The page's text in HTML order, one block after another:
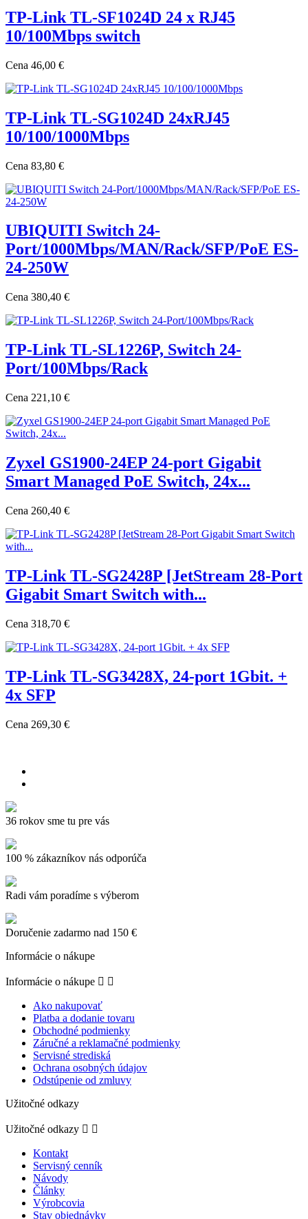
TP-Link TL-SF1024D 24 x RJ45
10/100Mbps switch
Cena 46,00 €
TP-Link TL-SG1024D 24xRJ45
10/100/1000Mbps
Cena 83,80 €
UBIQUITI Switch 24-
Port/1000Mbps/MAN/Rack/SFP/PoE ES-
24-250W
Cena 380,40 €
TP-Link TL-SL1226P, Switch 24-
Port/100Mbps/Rack
Cena 221,10 €
Zyxel GS1900-24EP 24-port Gigabit
Smart Managed PoE Switch, 24x...
Cena 260,40 €
TP-Link TL-SG2428P [JetStream 28-Port
Gigabit Smart Switch with...
Cena 318,70 €
TP-Link TL-SG3428X, 24-port 1Gbit. +
4x SFP
Cena 269,30 €
36 rokov sme tu pre vás
100 % zákazníkov nás odporúča
Radi vám poradíme s výberom
Doručenie zadarmo nad 150 €
Informácie o nákupe
Informácie o nákupe  
Ako nakupovať
Platba a dodanie tovaru
Obchodné podmienky
Záručné a reklamačné podmienky
Servisné strediská
Ochrana osobných údajov
Odstúpenie od zmluvy
Užitočné odkazy
Užitočné odkazy  
Kontakt
Servisný cenník
Návody
Články
Výrobcovia
Stav objednávky